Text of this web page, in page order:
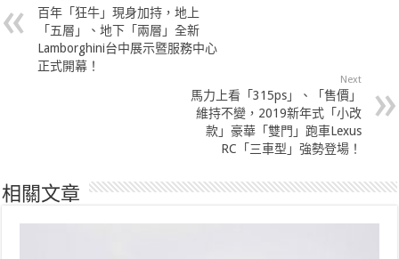
百年「狂牛」現身加持，地上
「五層」、地下「兩層」全新
Lamborghini台中展示暨服務中心
正式開幕！
Next
馬力上看「315ps」、「售價」
維持不變，2019新年式「小改
款」豪華「雙門」跑車Lexus
RC「三車型」強勢登場！
相關文章